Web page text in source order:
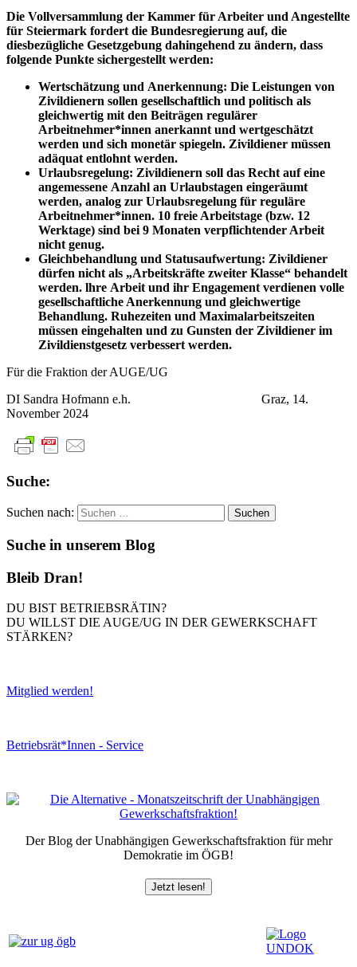
Die Vollversammlung der Kammer für Arbeiter und Angestellte
für Steiermark fordert die Bundesregierung auf, die
diesbezügliche Gesetzgebung dahingehend zu ändern, dass
folgende Punkte sichergestellt werden:
Wertschätzung und Anerkennung: Die Leistungen von
Zivildienern sollen gesellschaftlich und politisch als
gleichwertig mit den Beiträgen regulärer
Arbeitnehmer*innen anerkannt und wertgeschätzt
werden und sich monetär spiegeln. Zivildiener müssen
adäquat entlohnt werden.
Urlaubsregelung: Zivildienern soll das Recht aufeine
angemessene Anzahl an Urlaubstagen eingeräumt
werden, analog zur Urlaubsregelung für reguläre
Arbeitnehmer*innen. 10 freie Arbeitstage (bzw. 12
Werktage) sind bei 9 Monaten verpflichtender Arbeit
nicht genug.
Gleichbehandlung und Statusaufwertung: Zivildiener
dürfen nicht als „Arbeitskräfte zweiter Klasse“ behandelt
werden. lhre Arbeit und ihr Engagement verdienen volle
gesellschaftliche Anerkennung und gleichwertige
Behandlung. Ruhezeiten und Maximalarbeitszeiten
müssen eingehalten und zu Gunsten der Zivildiener im
Zivildienstgesetz verbessert werden.
Für die Fraktion der AUGE/UG
DI Sandra Hofmann e.h. Graz, 14.
November 2024
Suche:
Suchen nach:
Suche in unserem Blog
Bleib Dran!
DU BIST BETRIEBSRÄTIN?
DU WILLST DIE AUGE/UG IN DER GEWERKSCHAFT
STÄRKEN?
Mitglied werden!
Betriebsrät*Innen - Service
Der Blog der Unabhängigen Gewerkschaftsfraktion für mehr
Demokratie im ÖGB!
Jetzt lesen!